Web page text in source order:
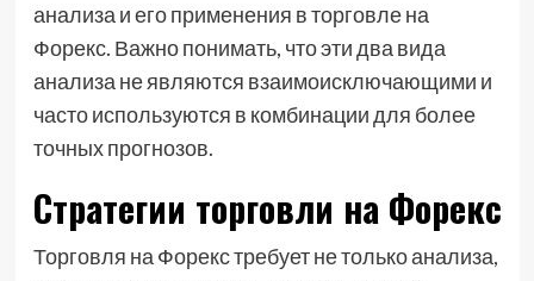
анализа и его применения в торговле на
Форекс. Важно понимать, что эти два вида
анализа не являются взаимоисключающими и
часто используются в комбинации для более
точных прогнозов.
Стратегии торговли на Форекс
Торговля на Форекс требует не только анализа,